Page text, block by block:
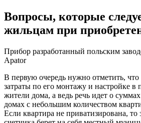
Вопросы, которые
жильцам при
Прибор разработанный польским
Apator
В первую очередь нужно отметить, что
затраты по его монтажу и настройке в
жители дома, а ведь речь идет о
домах с небольшим количеством
Если квартира не приватизирована, то